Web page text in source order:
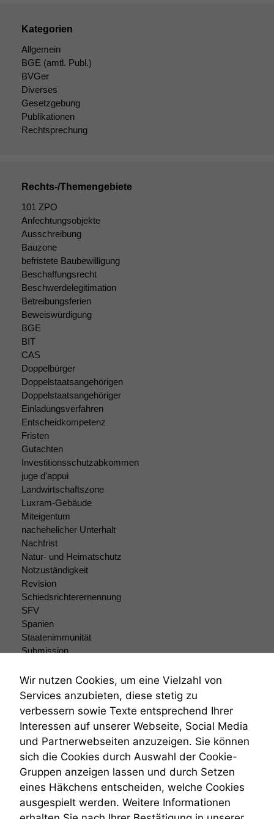
Kategorien
Allgemein
BGE (amtl. Publ.)
BVGer
Diverses
Gesetzgebung
Publikationen
Rechtsprechung
Rechts-/Themengebiete
101 ZPO
Anfechtungsobjekte
Ausschreibung
Bauzone
befristete Baubewilligung
Beschaffungsrecht
Beschwerdelegitimation
Betreibungsferien
Beweiswürdigung
BGE
BIT
CAS
Doppelbürger
Doppelstaatsangehörigen
Doppelstaatsangehöriger
Einladungsverfahren
Entscheidkompetenz
Fristen
Gutachten
Investitionsschutzabkommen
juge d'appui
Landwirtschaftszone
Luxram-Gebäude
Miteigentum
nachehelicher Unterhalt
Nachfrist
Natur- und Heimatschutz
Notzuständigkeit
Revision
Schiedsrichterernennung
SFV
Spanien
Staatenimmunität
Submission
Teilungsklage
Venezuela
VRK
Wiederherstellungsanordnung
Zivilprozessordnung
ZPO
Zustellfiktion
Zuständigkeit
Öffentliches Personalrecht
Öffentlichkeitsprinzip
Wir nutzen Cookies, um eine Vielzahl von
Services anzubieten, diese stetig zu
verbessern sowie Texte entsprechend Ihrer
Interessen auf unserer Webseite, Social Media
und Partnerwebseiten anzuzeigen. Sie können
sich die Cookies durch Auswahl der Cookie-
Gruppen anzeigen lassen und durch Setzen
eines Häkchens entscheiden, welche Cookies
ausgespielt werden. Weitere Informationen
Um unsere
Website zu
verbessern,
zeichnen
wir
anonyme
statistische
Daten auf.
Funktionalität